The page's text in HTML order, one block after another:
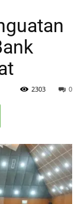
0
2303